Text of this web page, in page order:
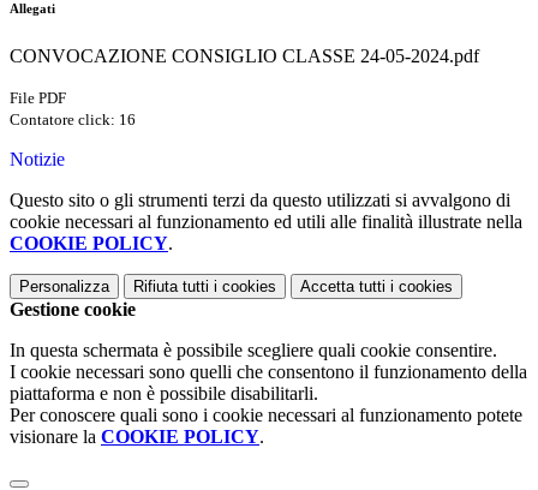
Allegati
CONVOCAZIONE CONSIGLIO CLASSE 24-05-2024.pdf
File PDF
Contatore click: 16
Notizie
Questo sito o gli strumenti terzi da questo utilizzati si avvalgono di
cookie necessari al funzionamento ed utili alle finalità illustrate nella
COOKIE POLICY.
Personalizza Rifiuta tutti i cookies Accetta tutti i cookies
Gestione cookie
In questa schermata è possibile scegliere quali cookie consentire.
I cookie necessari sono quelli che consentono il funzionamento della
piattaforma e non è possibile disabilitarli.
Per conoscere quali sono i cookie necessari al funzionamento potete
visionare la COOKIE POLICY.